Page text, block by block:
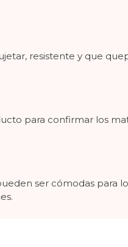
resistente y que
para confirmar los
ser cómodas para